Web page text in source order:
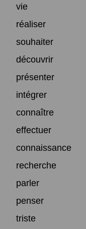
vie
réaliser
souhaiter
découvrir
présenter
intégrer
connaître
effectuer
connaissance
recherche
parler
penser
triste